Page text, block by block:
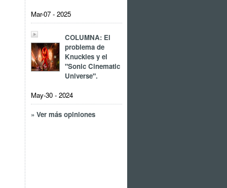
Mar-07 - 2025
COLUMNA: El
problema de
Knuckles y el
"Sonic Cinematic
Universe".
May-30 - 2024
» Ver más opiniones